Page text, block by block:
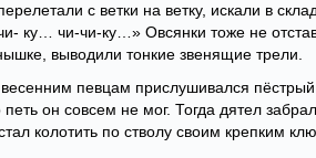
с ветки на ветку, искали в
ку… чи-чи-ку…» Овсянки тоже не
выводили тонкие звенящие трели.
певцам прислушивался
петь он совсем не мог. Тогда дятел
колотить по стволу своим крепким